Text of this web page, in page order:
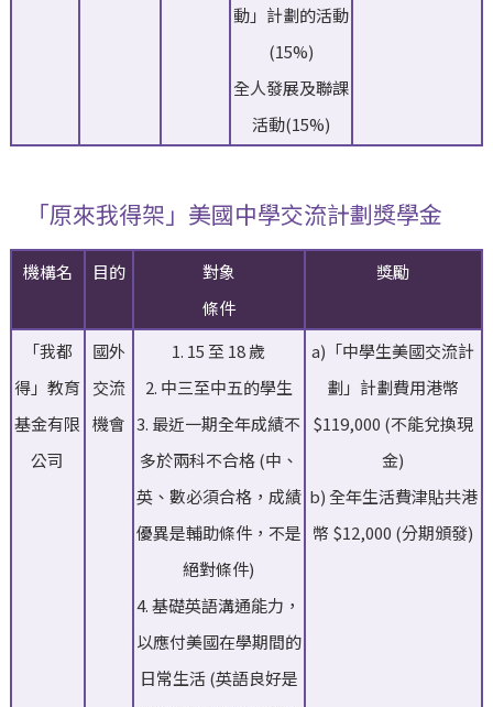
動」計劃的活動
(15%)
全人發展及聯課
活動(15%)
「原來我得架」美國中學交流計劃獎學金
機構名 目的
對象
條件
獎勵
「我都
得」教育
基金有限
公司
國外
交流
機會
1. 15 至 18 歲
2. 中三至中五的學生
3. 最近一期全年成績不
多於兩科不合格 (中、
英、數必須合格，成績
優異是輔助條件，不是
絕對條件)
4. 基礎英語溝通能力，
以應付美國在學期間的
日常生活 (英語良好是
a)「中學生美國交流計
劃」計劃費用港幣
$119,000 (不能兌換現
金)
b) 全年生活費津貼共港
幣 $12,000 (分期頒發)